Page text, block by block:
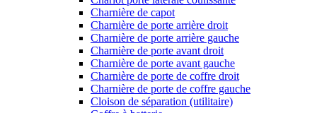
Charnière de capot
Charnière de porte arrière droit
Charnière de porte arrière gauche
Charnière de porte avant droit
Charnière de porte avant gauche
Charnière de porte de coffre droit
Charnière de porte de coffre gauche
Cloison de séparation (utilitaire)